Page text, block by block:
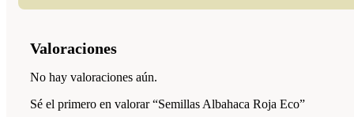
Valoraciones
No hay valoraciones aún.
Sé el primero en valorar “Semillas Albahaca Roja Eco”